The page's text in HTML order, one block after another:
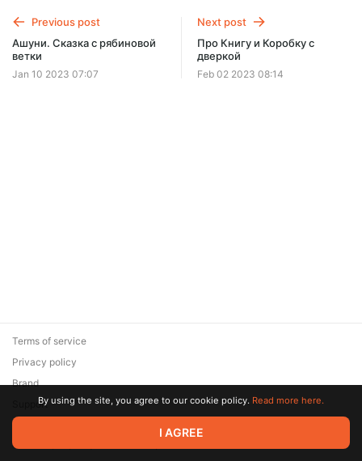
Previous post
Ашуни. Сказка с рябиновой
ветки
Jan 10 2023 07:07
Next post
Про Книгу и Коробку с
дверкой
Feb 02 2023 08:14
© 2026 Zaya Solutions Limited. All rights reserved. All trademarks
are the property of their respective owners.
Terms of service
Privacy policy
Brand
SupportBy using the site, you agree to our cookie policy. Read more here.
I AGREE